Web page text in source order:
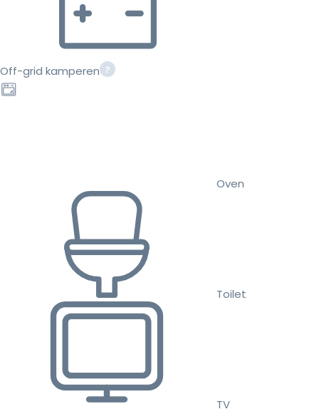
Off-grid kamperen
Oven
Toilet
TV